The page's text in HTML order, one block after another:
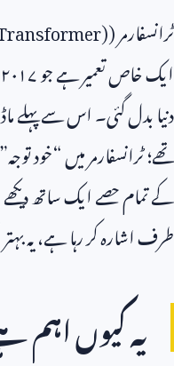
ٹرانسفارمر (
دنیا بدل گئی۔ اس سے پہلے
تھے؛ ٹرانسفارمر میں “خود
کے تمام حصے ایک ساتھ
طرف اشارہ کر رہا ہے، یہ
یہ کیوں اہم